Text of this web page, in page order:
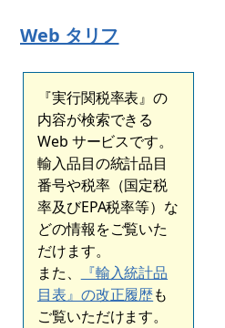
Web タリフ
『実行関税率表』の
内容が検索できる
Web サービスです。
輸入品目の統計品目
番号や税率（国定税
率及びEPA税率等）な
どの情報をご覧いた
だけます。
また、
『輸入統計品
目表』の改正履歴も
ご覧いただけます。